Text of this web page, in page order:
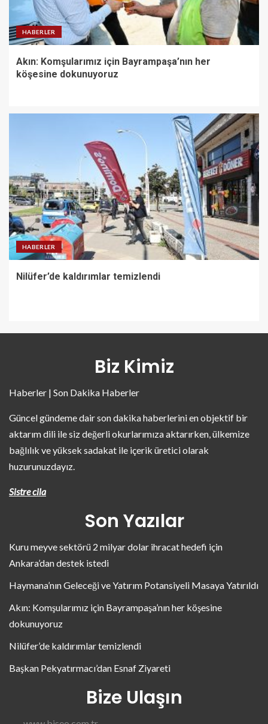
HABERLER
Akın: Komşularımız için Bayrampaşa’nın her
köşesine dokunuyoruz
HABERLER
Nilüfer’de kaldırımlar temizlendi
Biz Kimiz
Haberler | Son Dakika Haberler
Güncel gündeme dair son dakika haberlerini en objektif bir
aktarım dili ile siz değerli okurlarımıza aktarırken, ülkemize
bağlılık ve yüksek sadakat ile içerik üretici olarak
huzurunuzdayız.
Sistre cila
Son Yazılar
Kuru meyve sektörü 2 milyar dolar ihracat hedefi için
Ankara’dan destek istedi
Haymana’nın Geleceği ve Yatırım Potansiyeli Masaya Yatırıldı
Akın: Komşularımız için Bayrampaşa’nın her köşesine
dokunuyoruz
Nilüfer’de kaldırımlar temizlendi
Başkan Pekyatırmacı’dan Esnaf Ziyareti
Bize Ulaşın